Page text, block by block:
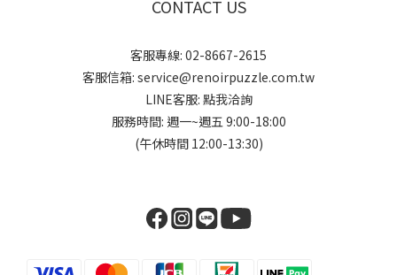
CONTACT US
客服專線: 02-8667-2615
客服信箱: service@renoirpuzzle.com.tw
LINE客服: 點我洽詢
服務時間: 週一~週五 9:00-18:00
(午休時間 12:00-13:30)